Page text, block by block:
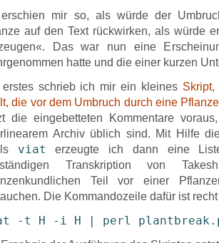
mir so, als würde der
auf den Text rückwirken, als würde
Das war nun eine
hatte und die einer kurzen
schrieb ich mir ein kleines
die vor dem Umbruch durch eine
die eingebetteten Kommentare
Archiv üblich sind. Mit Hilfe
viat
erzeugte ich dann eine
Transkription von
Teil vor einer
Die Kommandozeile dafür ist
-t H -i H | perl